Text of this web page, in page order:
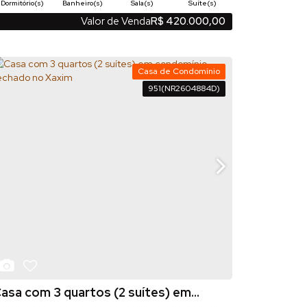
R$ 420.000,00
Valor de Venda
Dormitório(s)
Banheiro(s)
Privativo:79.53 m²
Sala(s)
Suíte(s)
Total:118.97m²
1
exclusivo de lazer com mais privacidade. Destaques
quartos, sendo 1 suíte 2 banheiros recém
com móveis sob medida Face...
951(NR2604884D)
Casa de Condomínio
com 3 quartos (2 suítes) em